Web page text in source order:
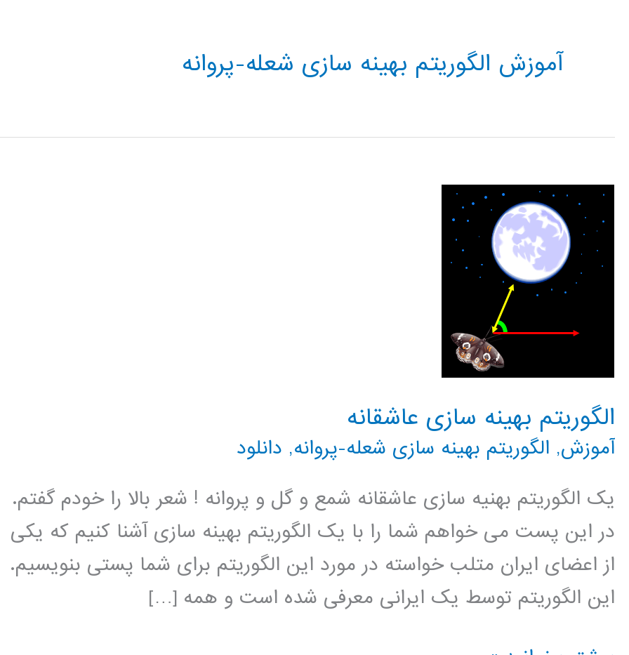
آموزش الگوریتم بهینه سازی شعله-پروانه
الگوریتم بهینه سازی عاشقانه
آموزش, الگوریتم بهینه سازی شعله-پروانه, دانلود
یک الگوریتم بهنیه سازی عاشقانه شمع و گل و پروانه ! شعر بالا را خودم گفتم.
در این پست می خواهم شما را با یک الگوریتم بهینه سازی آشنا کنیم که یکی
از اعضای ایران متلب خواسته در مورد این الگوریتم برای شما پستی بنویسیم.
این الگوریتم توسط یک ایرانی معرفی شده است و همه […]